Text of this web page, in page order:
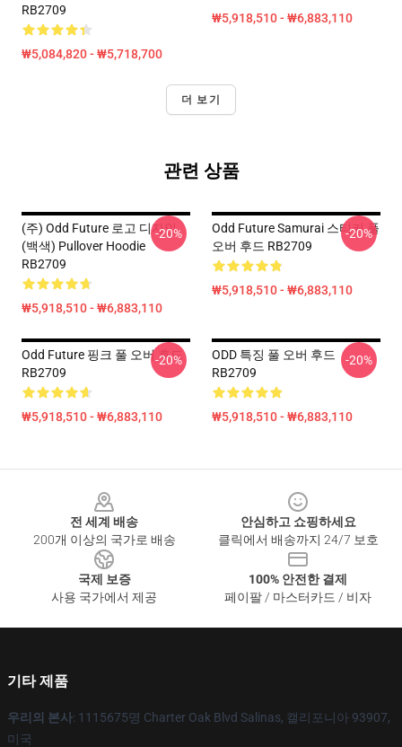
RB2709
₩5,084,820 - ₩5,718,700
₩5,918,510 - ₩6,883,110
더 보기
관련 상품
(주) Odd Future 로고 디자인
(백색) Pullover Hoodie
RB2709
₩5,918,510 - ₩6,883,110
-20%
Odd Future Samurai 스티커 풀
오버 후드 RB2709
₩5,918,510 - ₩6,883,110
-20%
Odd Future 핑크 풀 오버 후드
RB2709
₩5,918,510 - ₩6,883,110
-20%
ODD 특징 풀 오버 후드
RB2709
₩5,918,510 - ₩6,883,110
-20%
전 세계 배송
200개 이상의 국가로 배송
안심하고 쇼핑하세요
클릭에서 배송까지 24/7 보호
국제 보증
사용 국가에서 제공
100% 안전한 결제
페이팔 / 마스터카드 / 비자
기타 제품
우리의 본사: 1115675명 Charter Oak Blvd Salinas, 캘리포니아 93907,
미국